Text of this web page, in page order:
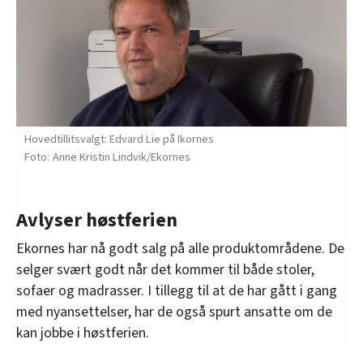
Hovedtillitsvalgt: Edvard Lie på Ikornes
Anne Kristin Lindvik/Ekornes
Avlyser høstferien
Ekornes har nå godt salg på alle produktområdene. De
selger svært godt når det kommer til både stoler,
sofaer og madrasser. I tillegg til at de har gått i gang
med nyansettelser, har de også spurt ansatte om de
kan jobbe i høstferien.